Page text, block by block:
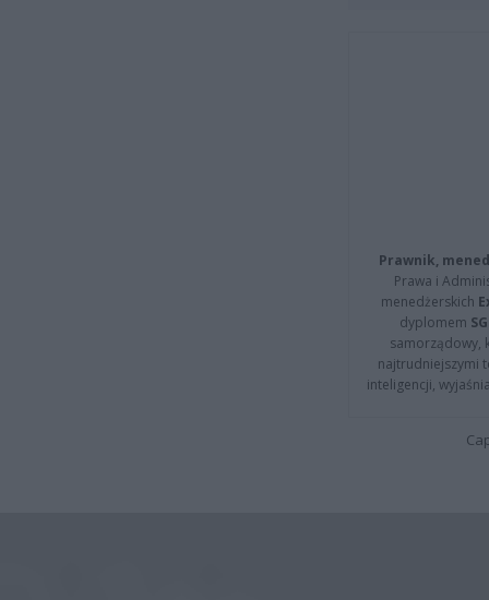
Prawnik,
Prawa i
menedżerskich
dyplomem
samorządowy,
najtrudniejszymi
inteligencji,